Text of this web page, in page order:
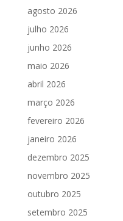
agosto 2026
julho 2026
junho 2026
maio 2026
abril 2026
março 2026
fevereiro 2026
janeiro 2026
dezembro 2025
novembro 2025
outubro 2025
setembro 2025